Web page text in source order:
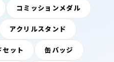
コミッションメダル
アクリルスタンド
セット 缶バッジ